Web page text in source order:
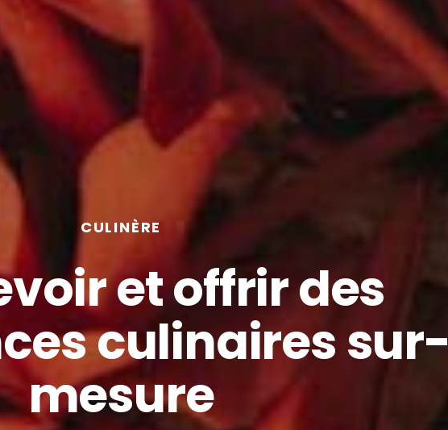
CULINÈRE
et offrir des
culinaires sur-
mesure